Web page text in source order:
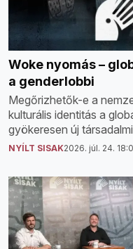
Woke nyomás –
a genderlobbi
Megőrizhetők-e a
kulturális identitás a
gyökeresen új
NYÍLT SISAK2026. júl. 24.